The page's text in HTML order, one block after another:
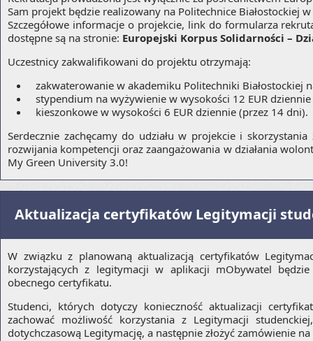
Sam projekt będzie realizowany na Politechnice Białostockiej
Szczegółowe informacje o projekcie, link do formularza
dostępne są na stronie: Europejski Korpus Solidarności –
Uczestnicy zakwalifikowani do projektu otrzymają:
zakwaterowanie w akademiku Politechniki Białostockiej
stypendium na wyżywienie w wysokości 12 EUR
kieszonkowe w wysokości 6 EUR dziennie (przez 14 dni).
Serdecznie zachęcamy do udziału w projekcie i
rozwijania kompetencji oraz zaangażowania w działania
My Green University 3.0!
Aktualizacja certyfikatów Legitymacji
W związku z planowaną aktualizacją certyfikatów
korzystających z legitymacji w aplikacji mObywatel
obecnego certyfikatu.
Studenci, których dotyczy konieczność aktualizacji
zachować możliwość korzystania z Legitymacji
dotychczasową Legitymację, a następnie złożyć zamówienie